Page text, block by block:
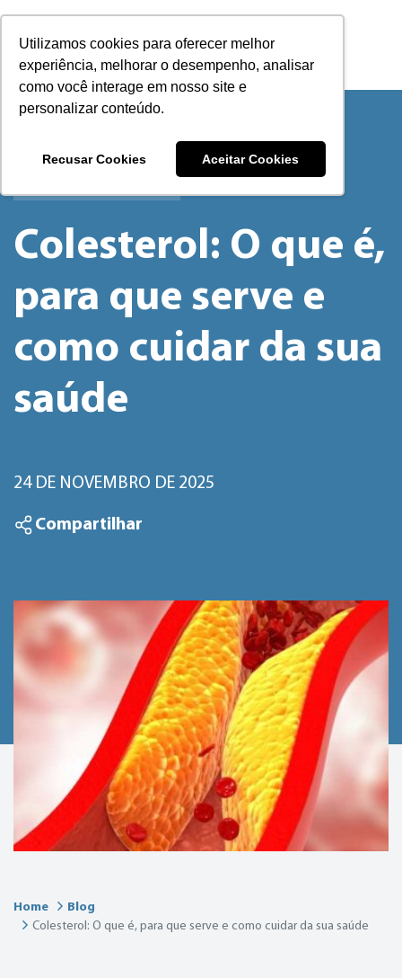
Utilizamos cookies para oferecer melhor
experiência, melhorar o desempenho, analisar
como você interage em nosso site e
personalizar conteúdo.
Recusar Cookies Aceitar Cookies
Colesterol: O que é,
para que serve e
como cuidar da sua
saúde
24 DE NOVEMBRO DE 2025
Compartilhar
Home
Blog
Colesterol: O que é, para que serve e como cuidar da sua saúde